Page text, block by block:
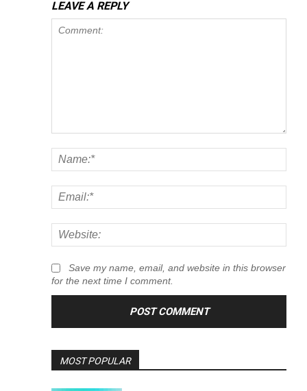
LEAVE A REPLY
Save my name, email, and website in this browser
for the next time I comment.
MOST POPULAR